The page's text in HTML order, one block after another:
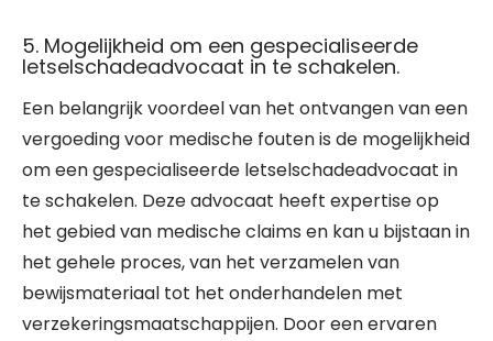
5. Mogelijkheid om een gespecialiseerde
letselschadeadvocaat in te schakelen.
Een belangrijk voordeel van het ontvangen van een
vergoeding voor medische fouten is de mogelijkheid
om een gespecialiseerde letselschadeadvocaat in
te schakelen. Deze advocaat heeft expertise op
het gebied van medische claims en kan u bijstaan in
het gehele proces, van het verzamelen van
bewijsmateriaal tot het onderhandelen met
verzekeringsmaatschappijen. Door een ervaren